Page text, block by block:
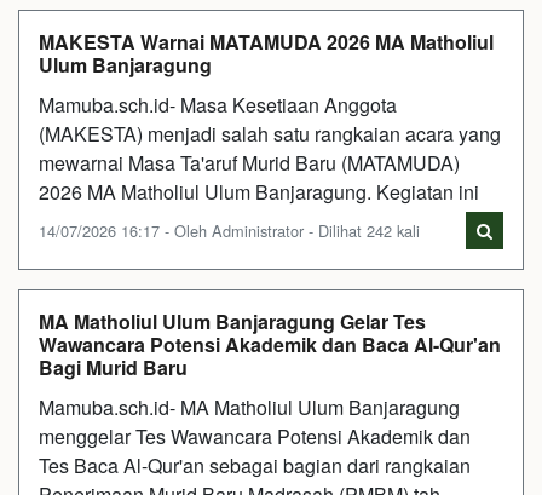
MAKESTA Warnai MATAMUDA 2026 MA Matholiul
Ulum Banjaragung
Mamuba.sch.id- Masa Kesetiaan Anggota
(MAKESTA) menjadi salah satu rangkaian acara yang
mewarnai Masa Ta'aruf Murid Baru (MATAMUDA)
2026 MA Matholiul Ulum Banjaragung. Kegiatan ini
14/07/2026 16:17 - Oleh Administrator - Dilihat 242 kali
MA Matholiul Ulum Banjaragung Gelar Tes
Wawancara Potensi Akademik dan Baca Al-Qur'an
Bagi Murid Baru
Mamuba.sch.id- MA Matholiul Ulum Banjaragung
menggelar Tes Wawancara Potensi Akademik dan
Tes Baca Al-Qur'an sebagai bagian dari rangkaian